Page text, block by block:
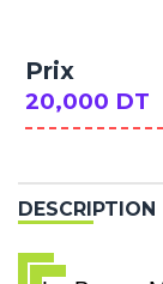
Prix
20,000 DT
DESCRIPTION